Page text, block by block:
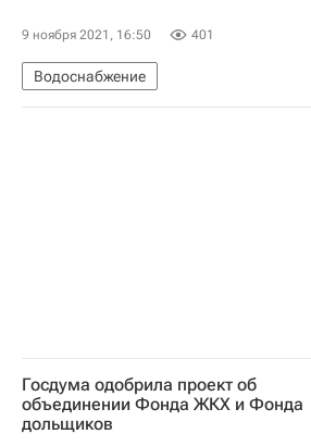
9 ноября 2021, 16:50 401
Водоснабжение
Москва Сегодня: мегаполис для жизни
Госдума одобрила проект об
объединении Фонда ЖКХ и Фонда
дольщиков